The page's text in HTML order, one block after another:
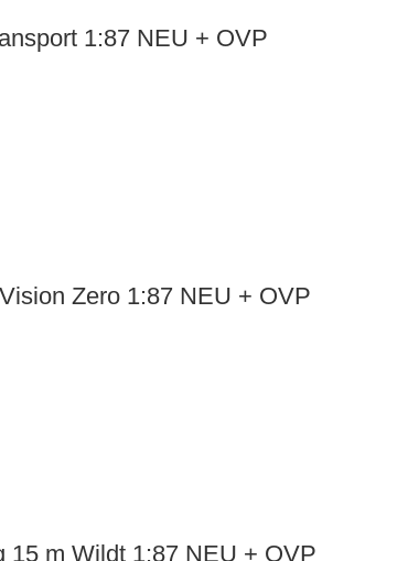
1:87 NEU + OVP
Zero 1:87 NEU + OVP
15 m Wildt 1:87 NEU + OVP